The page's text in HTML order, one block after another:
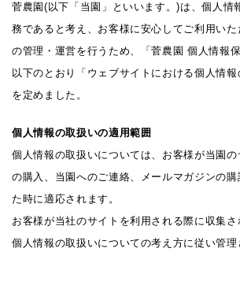
菅農園(以下「当園」といいます。)は、個人情
務であると考え、お客様に安心してご利用いた
の管理・運営を行うため、「菅農園 個人情報
以下のとおり「ウェブサイトにおける個人情報
を定めました。
個人情報の取扱いの適用範囲
個人情報の取扱いについては、お客様が当園
の購入、当園へのご連絡、メールマガジンの
た時に適応されます。
お客様が当社のサイトを利用される際に収集
個人情報の取扱いについての考え方に従い管理